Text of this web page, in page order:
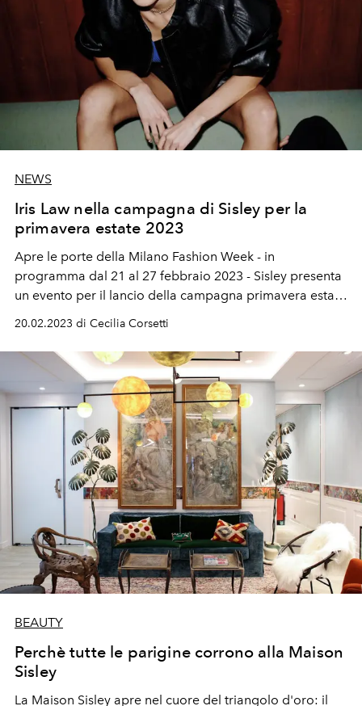
NEWS
Iris Law nella campagna di Sisley per la
primavera estate 2023
Apre le porte della Milano Fashion Week - in
programma dal 21 al 27 febbraio 2023 - Sisley presenta
un evento per il lancio della campagna primavera estate
2023 "Laws of attraction".
20.02.2023 di Cecilia Corsetti
BEAUTY
Perchè tutte le parigine corrono alla Maison
Sisley
La Maison Sisley apre nel cuore del triangolo d'oro: il